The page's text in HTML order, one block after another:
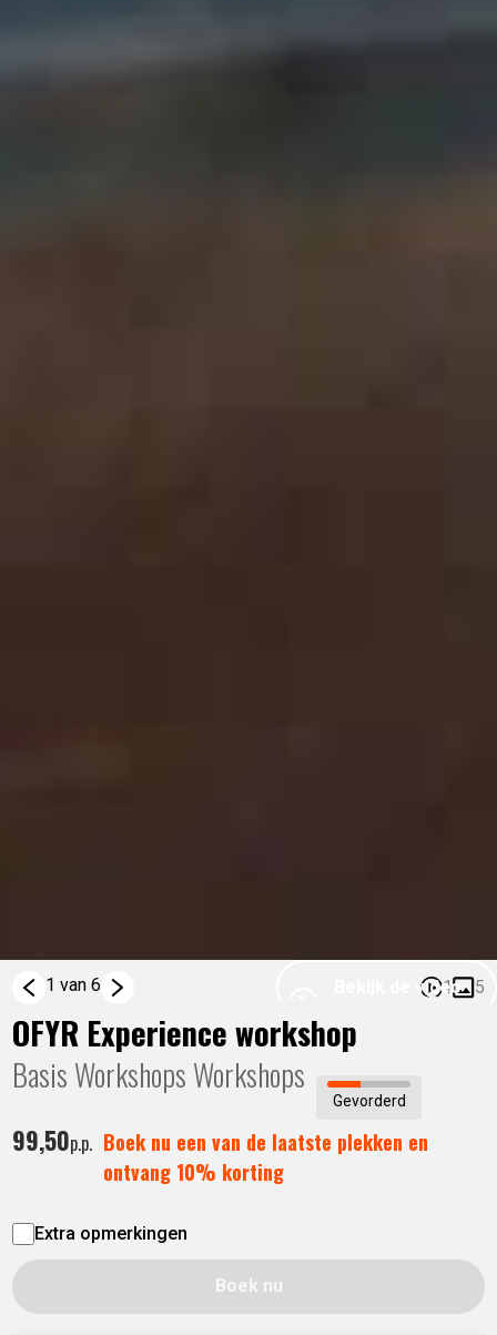
1 van 6 1 5
Bekijk de video
OFYR Experience workshop
Basis Workshops Workshops
Gevorderd
99,50p.p. Boek nu een van de laatste plekken en
ontvang 10% korting
Extra opmerkingen
Boek nu